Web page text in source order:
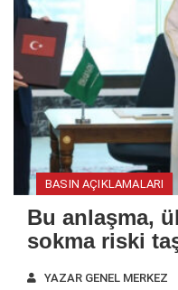
BASIN AÇIKLAMALARI
Bu anlaşma,
sokma riski
YAZAR GENEL MERKEZ